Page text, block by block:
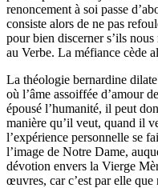
renoncement à soi passe
consiste alors de ne pas
pour bien discerner s’ils
au Verbe. La méfiance cède
La théologie bernardine
où l’âme assoiffée d’amour
épousé l’humanité, il peut
manière qu’il veut, quand il
l’expérience personnelle se
l’image de Notre Dame,
dévotion envers la Vierge
œuvres, car c’est par elle